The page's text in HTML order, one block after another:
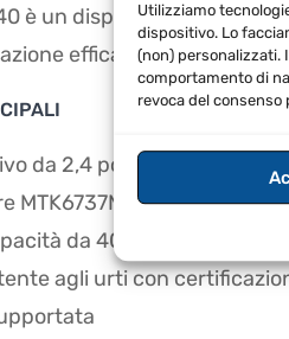
Utilizziamo
dispositivo. Lo
(non) personalizzati.
comportamento di
revoca del
è un dispositivo
efficace e sicura.
da 2,4 pollici con
da 4000 mAh
agli urti con